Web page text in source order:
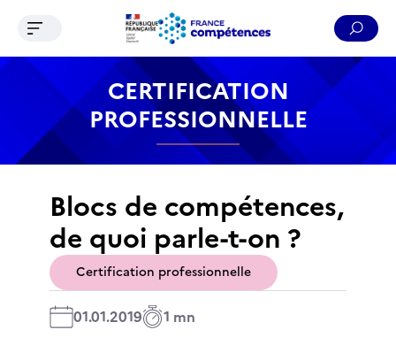
Contenu Recherche Menu Pied de page
Ouvrir le menu de navigation
CERTIFICATION
PROFESSIONNELLE
Blocs de compétences,
de quoi parle-t-on ?
Certification professionnelle
01.01.2019 1 mn